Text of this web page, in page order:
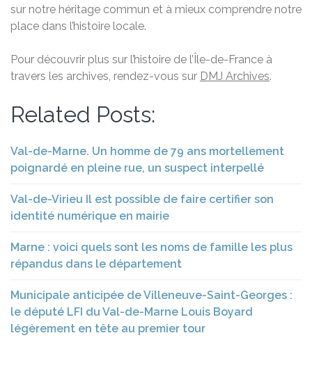
sur notre héritage commun et à mieux comprendre notre
place dans l’histoire locale.
Pour découvrir plus sur l’histoire de l’Île-de-France à
travers les archives, rendez-vous sur DMJ Archives.
Related Posts:
Val-de-Marne. Un homme de 79 ans mortellement
poignardé en pleine rue, un suspect interpellé
Val-de-Virieu Il est possible de faire certifier son
identité numérique en mairie
Marne : voici quels sont les noms de famille les plus
répandus dans le département
Municipale anticipée de Villeneuve-Saint-Georges :
le député LFI du Val-de-Marne Louis Boyard
légèrement en tête au premier tour